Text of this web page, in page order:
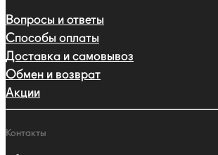
Вопросы и ответы
Способы оплаты
Доставка и самовывоз
Обмен и возврат
Акции
Контакты